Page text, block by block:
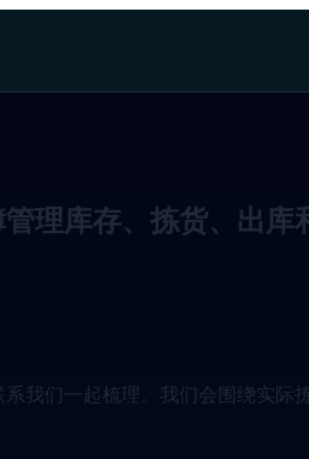
理库存、拣货、出库
我们一起梳理。我们会围绕实际